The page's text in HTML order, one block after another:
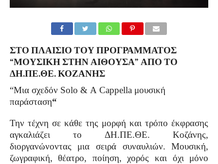
ΣΤΟ ΠΛΑΙΣΙΟ ΤΟΥ ΠΡΟΓΡΑΜΜΑΤΟΣ
“ΜΟΥΣΙΚΗ ΣΤΗΝ ΑΙΘΟΥΣΑ” ΑΠΟ ΤΟ
ΔΗ.ΠΕ.ΘΕ. ΚΟΖΑΝΗΣ
“Μια σχεδόν Solo & A Cappellaμουσική
παράσταση“
Την τέχνη σε κάθε της μορφή και τρόπο έκφρασης
αγκαλιάζει το ΔΗ.ΠΕ.ΘΕ. Κοζάνης,
διοργανώνοντας μια σειρά συναυλιών. Μουσική,
ζωγραφική, θέατρο, ποίηση, χορός και όχι μόνο